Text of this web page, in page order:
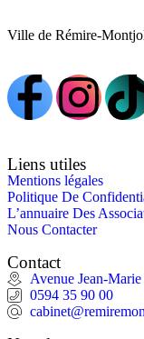
Ville de Rémire-
Liens utiles
Mentions légales
Politique De
L’annuaire Des
Nous Contacter
Contact
Avenue Jean-
0594 35 90 00